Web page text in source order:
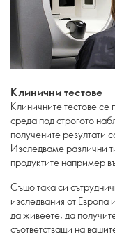
Клинични тестове
Клиничните тестове
среда под строгото
получените резултати
Изследваме различни
продуктите например
Също така си
изследвания от Европа
да живеете, да
съответстващи на